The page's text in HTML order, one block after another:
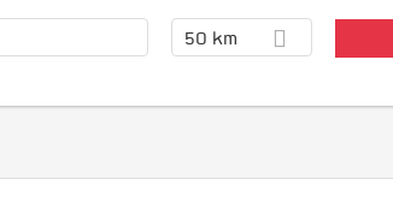
50 km